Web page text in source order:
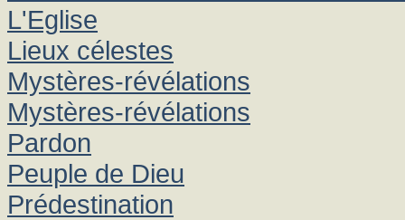
L'Eglise
Lieux célestes
Mystères-révélations
Mystères-révélations
Pardon
Peuple de Dieu
Prédestination